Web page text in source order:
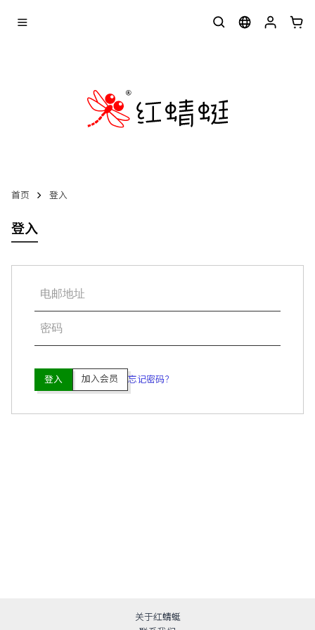
首页 登入
登入
登入 加入会员 忘记密码？
关于红蜻蜓